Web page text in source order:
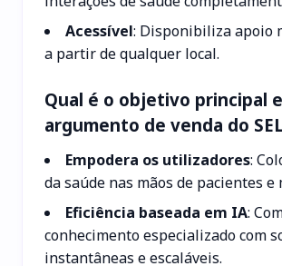
Acessível: Disponibiliza apoio
a partir de qualquer local.
Qual é o objetivo principal
argumento de venda do
Empodera os utilizadores:
da saúde nas mãos de pacientes e
Eficiência baseada em IA:
conhecimento especializado com
instantâneas e escaláveis.